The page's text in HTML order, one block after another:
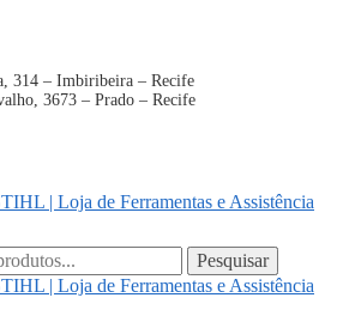
314 – Imbiribeira – Recife
3673 – Prado – Recife
Pesquisar
Pesquisar